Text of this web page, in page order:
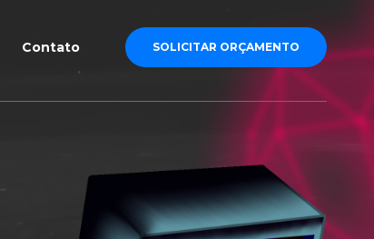
Contato SOLICITAR ORÇAMENTO